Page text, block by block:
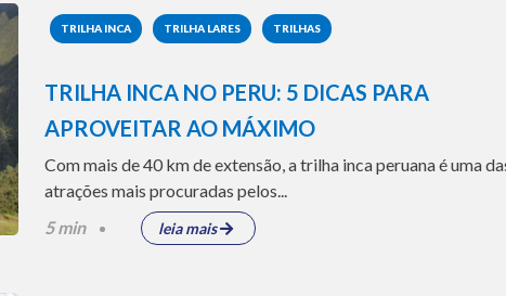
TRILHA INCA TRILHA LARES TRILHAS
TRILHA INCA NO PERU: 5 DICAS PARA
APROVEITAR AO MÁXIMO
Com mais de 40 km de extensão, a trilha inca peruana é uma
atrações mais procuradas pelos...
5 min
leia mais